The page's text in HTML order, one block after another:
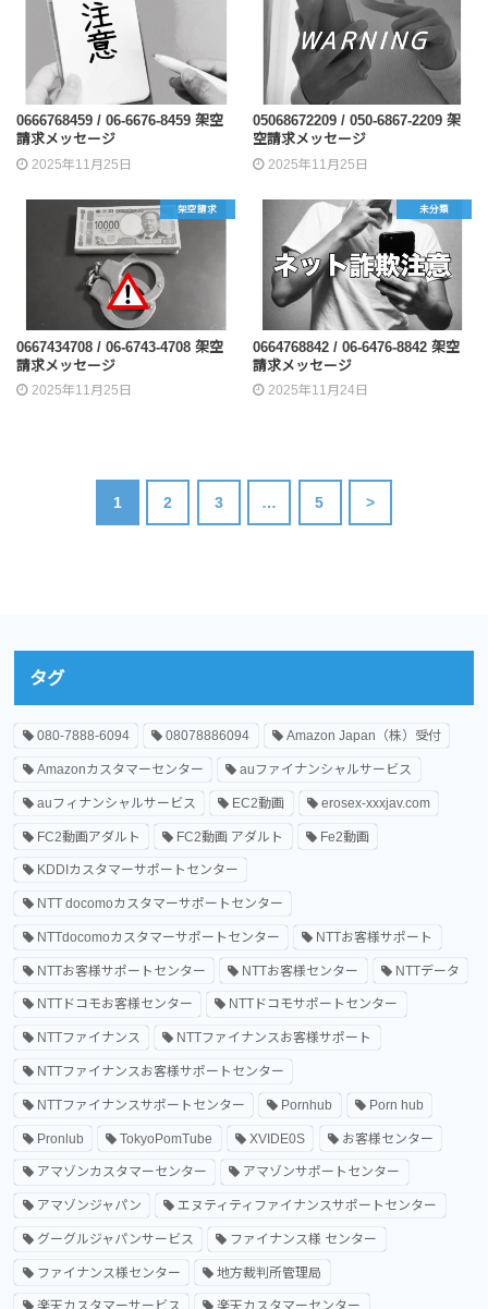
0666768459 / 06-6676-8459 架空
請求メッセージ
2025年11月25日
05068672209 / 050-6867-2209 架
空請求メッセージ
2025年11月25日
架空請求
0667434708 / 06-6743-4708 架空
請求メッセージ
2025年11月25日
未分類
0664768842 / 06-6476-8842 架空
請求メッセージ
2025年11月24日
1 2 3 … 5 >
タグ
080-7888-6094 08078886094 Amazon Japan（株）受付
Amazonカスタマーセンター auファイナンシャルサービス
auフィナンシャルサービス EC2動画 erosex-xxxjav.com
FC2動画アダルト FC2動画 アダルト Fe2動画
KDDIカスタマーサポートセンター
NTT docomoカスタマーサポートセンター
NTTdocomoカスタマーサポートセンター NTTお客様サポート
NTTお客様サポートセンター NTTお客様センター NTTデータ
NTTドコモお客様センター NTTドコモサポートセンター
NTTファイナンス NTTファイナンスお客様サポート
NTTファイナンスお客様サポートセンター
NTTファイナンスサポートセンター Pornhub Porn hub
Pronlub TokyoPomTube XVIDE0S お客様センター
アマゾンカスタマーセンター アマゾンサポートセンター
アマゾンジャパン エヌティティファイナンスサポートセンター
グーグルジャパンサービス ファイナンス様 センター
ファイナンス様センター 地方裁判所管理局